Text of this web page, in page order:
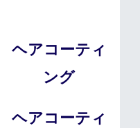
ヘアコーティ
ング
ヘアコーティ